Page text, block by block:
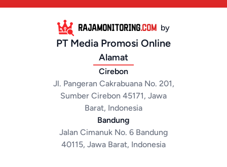
RAJAMONITORING.COM by
PT Media Promosi Online
Alamat
Cirebon
Jl. Pangeran Cakrabuana No. 201,
Sumber Cirebon 45171, Jawa
Barat, Indonesia
Bandung
Jalan Cimanuk No. 6 Bandung
40115, Jawa Barat, Indonesia